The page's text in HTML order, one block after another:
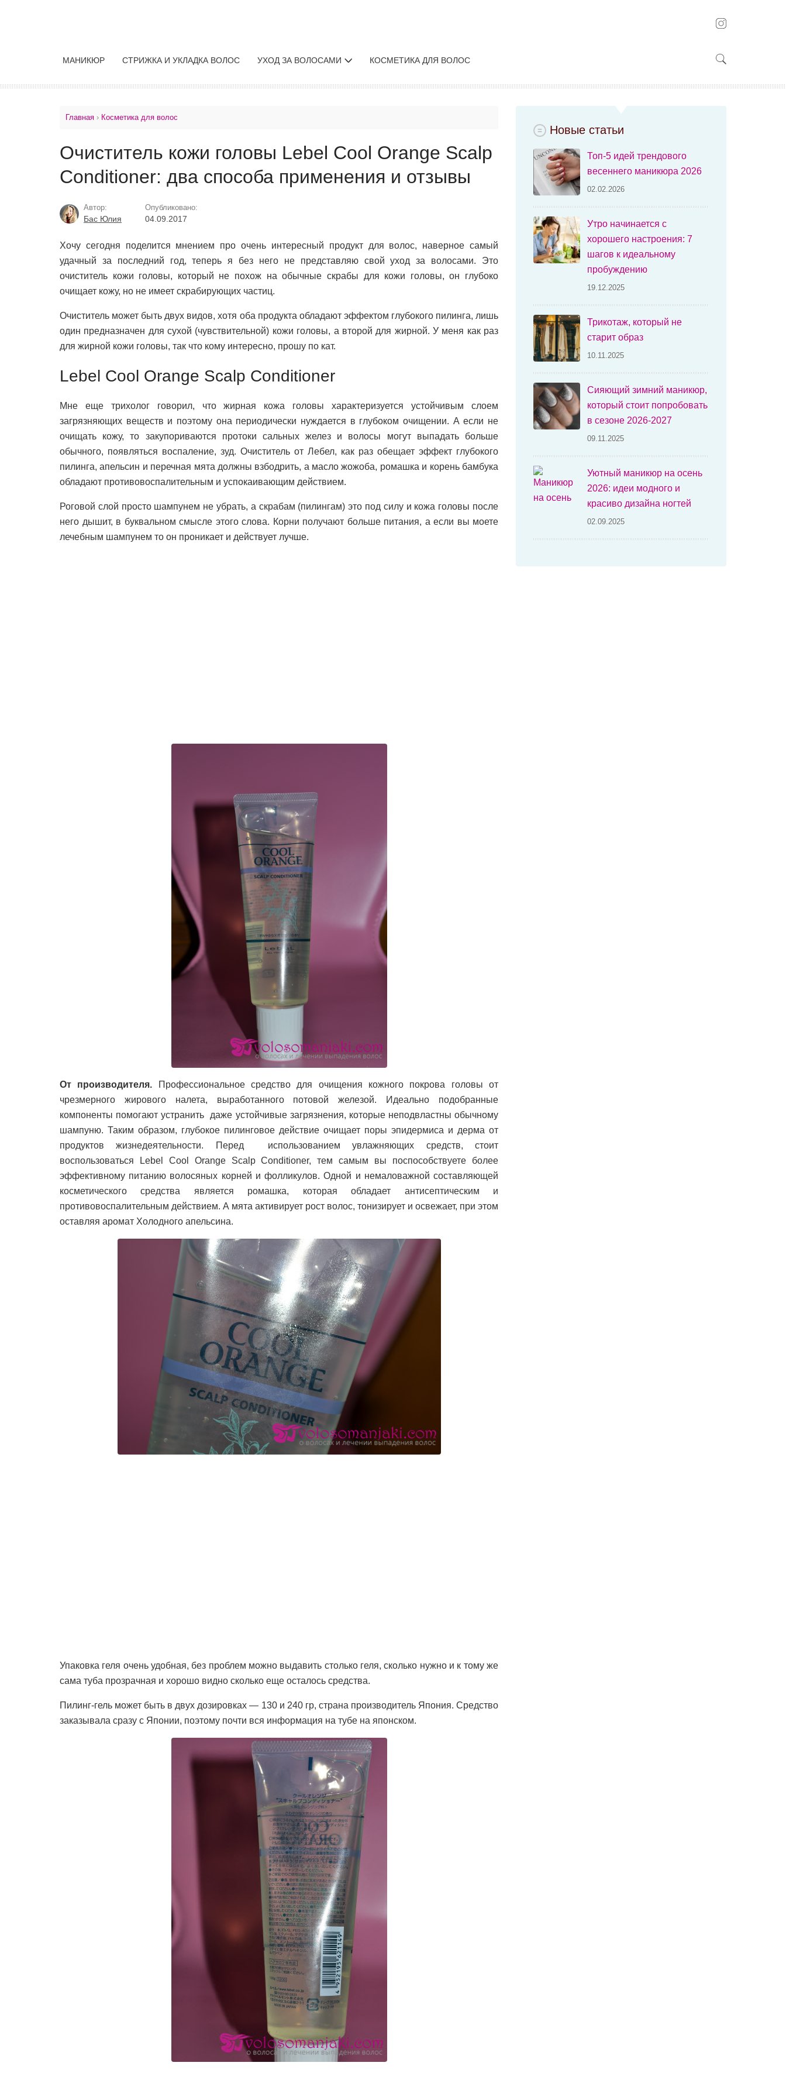
МАНИКЮР СТРИЖКА И УКЛАДКА ВОЛОС УХОД ЗА ВОЛОСАМИ КОСМЕТИКА ДЛЯ ВОЛОС
Главная › Косметика для волос
Очиститель кожи головы Lebel Cool Orange Scalp
Conditioner: два способа применения и отзывы
Автор:
Бас Юлия
Опубликовано:
04.09.2017
Хочу сегодня поделится мнением про очень интересный продукт для волос, наверное самый
удачный за последний год, теперь я без него не представляю свой уход за волосами. Это
очиститель кожи головы, который не похож на обычные скрабы для кожи головы, он глубоко
очищает кожу, но не имеет скрабирующих частиц.
Очиститель может быть двух видов, хотя оба продукта обладают эффектом глубокого пилинга, лишь
один предназначен для сухой (чувствительной) кожи головы, а второй для жирной. У меня как раз
для жирной кожи головы, так что кому интересно, прошу по кат.
Lebel Cool Orange Scalp Conditioner
Мне еще трихолог говорил, что жирная кожа головы характеризуется устойчивым слоем
загрязняющих веществ и поэтому она периодически нуждается в глубоком очищении. А если не
очищать кожу, то закупориваются протоки сальных желез и волосы могут выпадать больше
обычного, появляться воспаление, зуд. Очиститель от Лебел, как раз обещает эффект глубокого
пилинга, апельсин и перечная мята должны взбодрить, а масло жожоба, ромашка и корень бамбука
обладают противовоспалительным и успокаивающим действием.
Роговой слой просто шампунем не убрать, а скрабам (пилингам) это под силу и кожа головы после
него дышит, в буквальном смысле этого слова. Корни получают больше питания, а если вы моете
лечебным шампунем то он проникает и действует лучше.
От производителя. Профессиональное средство для очищения кожного покрова головы от
чрезмерного жирового налета, выработанного потовой железой. Идеально подобранные
компоненты помогают устранить даже устойчивые загрязнения, которые неподвластны обычному
шампуню. Таким образом, глубокое пилинговое действие очищает поры эпидермиса и дерма от
продуктов жизнедеятельности. Перед использованием увлажняющих средств, стоит
воспользоваться Lebel Cool Orange Scalp Conditioner, тем самым вы поспособствуете более
эффективному питанию волосяных корней и фолликулов. Одной и немаловажной составляющей
косметического средства является ромашка, которая обладает антисептическим и
противовоспалительным действием. А мята активирует рост волос, тонизирует и освежает, при этом
оставляя аромат Холодного апельсина.
Упаковка геля очень удобная, без проблем можно выдавить столько геля, сколько нужно и к тому же
сама туба прозрачная и хорошо видно сколько еще осталось средства.
Пилинг-гель может быть в двух дозировках — 130 и 240 гр, страна производитель Япония. Средство
заказывала сразу с Японии, поэтому почти вся информация на тубе на японском.
Новые статьи
Топ-5 идей трендового
весеннего маникюра 2026
02.02.2026
Утро начинается с
хорошего настроения: 7
шагов к идеальному
пробуждению
19.12.2025
Трикотаж, который не
старит образ
10.11.2025
Сияющий зимний маникюр,
который стоит попробовать
в сезоне 2026-2027
09.11.2025
Уютный маникюр на осень
2026: идеи модного и
красиво дизайна ногтей
02.09.2025